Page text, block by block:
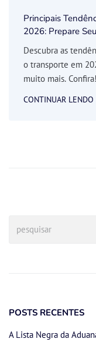
Principais
2026: Prepare
Descubra as
o transporte em
muito mais. Confira!
CONTINUAR LENDO
POSTS RECENTES
A Lista Negra da